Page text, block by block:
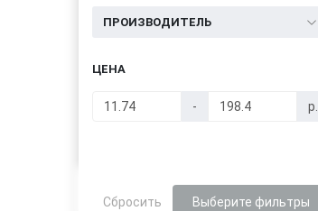
ПРОИЗВОДИТЕЛЬ
ЦЕНА
- р.
Сбросить Выберите фильтры